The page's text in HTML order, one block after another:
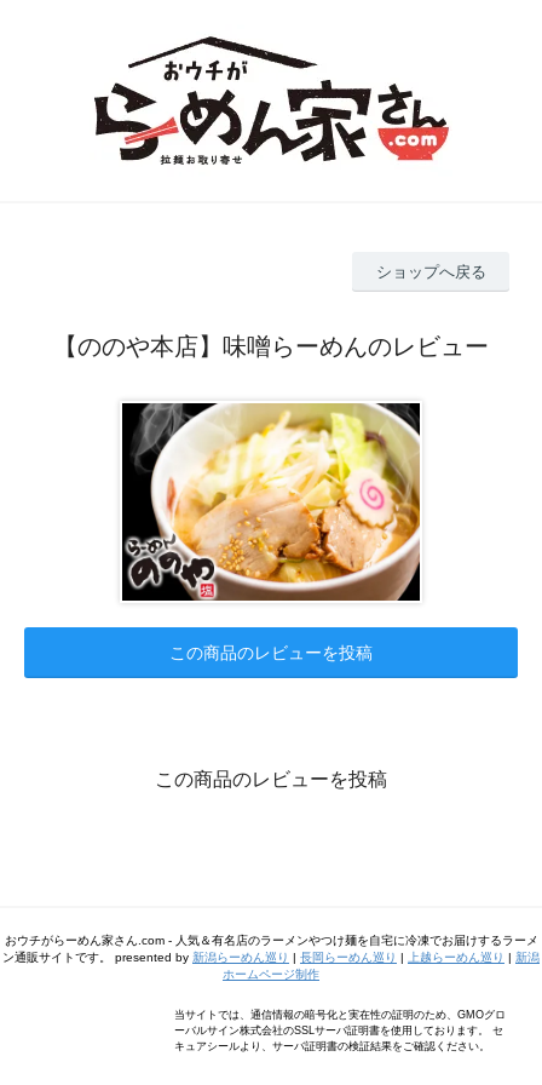
ショップへ戻る
【ののや本店】味噌らーめんのレビュー
この商品のレビューを投稿
この商品のレビューを投稿
おウチがらーめん家さん.com - 人気＆有名店のラーメンやつけ麺を自宅に冷凍でお届けするラーメ
ン通販サイトです。 presented by 新潟らーめん巡り | 長岡らーめん巡り | 上越らーめん巡り | 新潟
ホームページ制作
当サイトでは、通信情報の暗号化と実在性の証明のため、GMOグロ
ーバルサイン株式会社のSSLサーバ証明書を使用しております。 セ
キュアシールより、サーバ証明書の検証結果をご確認ください。